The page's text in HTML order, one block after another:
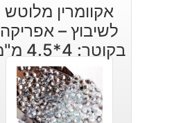
אקוומרין מלוטש
לשיבוץ – אפריקה
בקוטר: 4*4.5 מ"מ